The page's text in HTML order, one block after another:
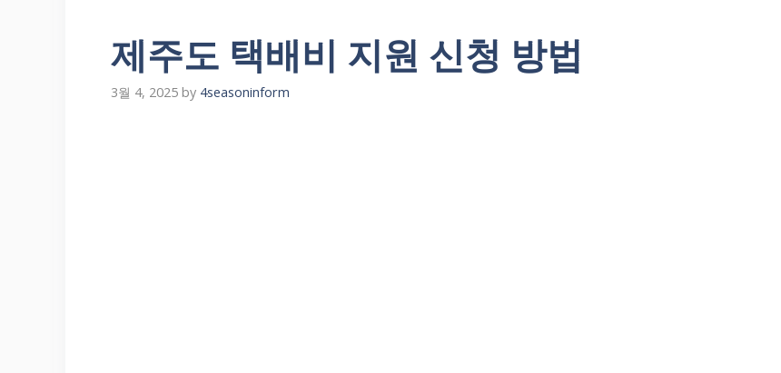
제주도 택배비 지원 신청 방법
3월 4, 2025 by 4seasoninform